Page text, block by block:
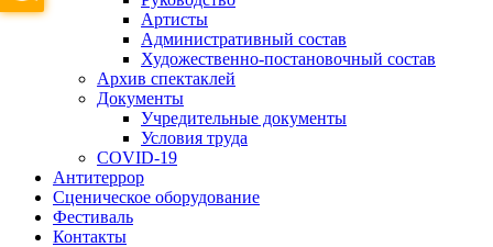
Артисты
Административный состав
Художественно-постановочный состав
Архив спектаклей
Документы
Учредительные документы
Условия труда
COVID-19
Антитеррор
Сценическое оборудование
Фестиваль
Контакты